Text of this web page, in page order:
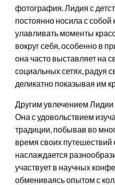
фотография. Лидия с
постоянно носила с
улавливать моменты
вокруг себя, особенно в
она часто выставляет на
социальных сетях, радуя
деликатно показывая им
Другим увлечением Лидии
Она с удовольствием
традиции, побывав во
время своих путешествий
наслаждается
участвует в научных
обмениваясь опытом с